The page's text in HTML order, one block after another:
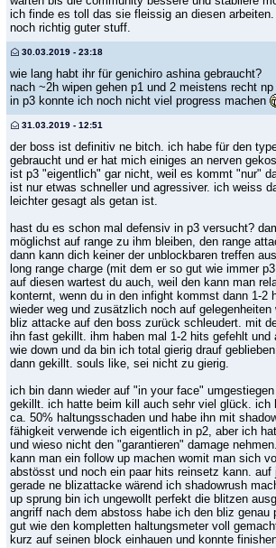
ich finde es toll das sie fleissig an diesen
noch richtig guter stuff.
30.03.2019 - 23:18
wie lang habt ihr für genichiro ashina gebraucht?
nach ~2h wipen gehen p1 und 2 meistens recht
in p3 konnte ich noch nicht viel progress machen
31.03.2019 - 12:51
der boss ist definitiv ne bitch. ich habe für den
gebraucht und er hat mich einiges an nerven
ist p3 "eigentlich" gar nicht, weil es kommt "nur"
ist nur etwas schneller und agressiver. ich weiss
leichter gesagt als getan ist.
hast du es schon mal defensiv in p3 versucht?
möglichst auf range zu ihm bleiben, den range
dann kann dich keiner der unblockbaren treffen
long range charge (mit dem er so gut wie immer
auf diesen wartest du auch, weil den kann man
konternt, wenn du in den infight kommst dann 1-2
wieder weg und zusätzlich noch auf
bliz attacke auf den boss zurück schleudert. mit
ihn fast gekillt. ihm haben mal 1-2 hits gefehlt und
wie down und da bin ich total gierig drauf
dann gekillt. souls like, sei nicht zu gierig.
ich bin dann wieder auf "in your face"
gekillt. ich hatte beim kill auch sehr viel glück. ich
ca. 50% haltungsschaden und habe ihn mit
fähigkeit verwende ich eigentlich in p2, aber ich
und wieso nicht den "garantieren" damage
kann man ein follow up machen womit man sich
abstösst und noch ein paar hits reinsetz kann. auf
gerade ne blizattacke wärend ich shadowrush
up sprung bin ich ungewollt perfekt die blitzen
angriff nach dem abstoss habe ich den bliz genau
gut wie den kompletten haltungsmeter voll
kurz auf seinen block einhauen und konnte